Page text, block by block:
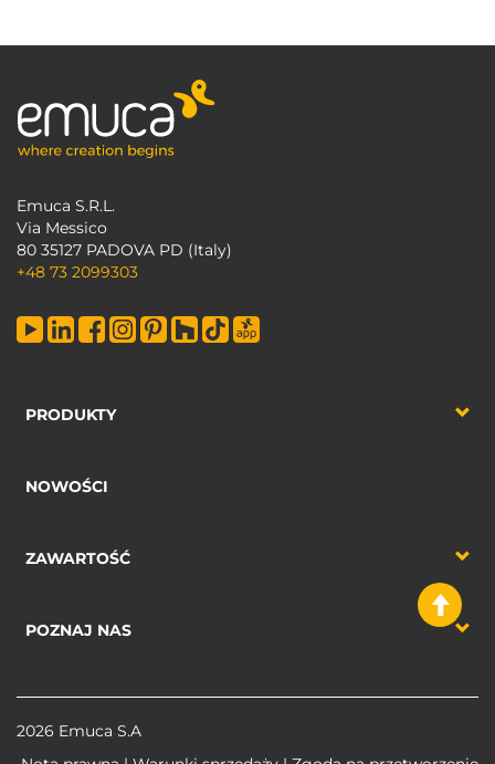
Emuca S.R.L.
Via Messico
80 35127 PADOVA PD (Italy)
+48 73 2099303
PRODUKTY
NOWOŚCI
ZAWARTOŚĆ
POZNAJ NAS
2026 Emuca S.A